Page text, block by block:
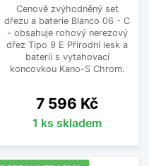
Cenově zvýhodněný set
dřezu a baterie Blanco 06 - C
- obsahuje rohový nerezový
dřez Tipo 9 E Přírodní lesk a
baterii s vytahovací
koncovkou Kano-S Chrom.
Cena
7 596 Kč
1 ks skladem